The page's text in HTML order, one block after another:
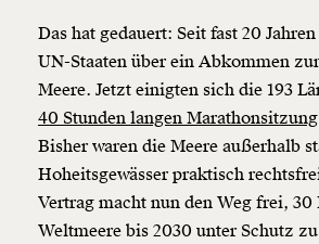
Das hat gedauert: Seit fast 20
UN-Staaten über ein Abkommen
Meere. Jetzt einigten sich die 193
40 Stunden langen Marathonsitzung
Bisher waren die Meere außerhalb
Hoheitsgewässer praktisch
Vertrag macht nun den Weg frei, 30
Weltmeere bis 2030 unter Schutz